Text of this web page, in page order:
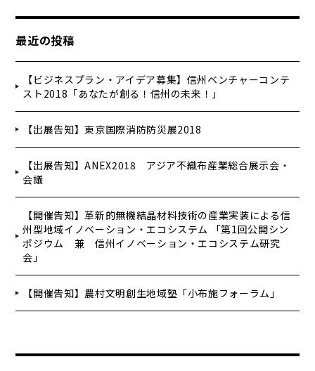
最近の投稿
【ビジネスプラン・アイデア募集】信州ベンチャーコンテ
スト2018「あなたが創る！信州の未来！」
【出展告知】東京国際消防防災展2018
【出展告知】ANEX2018 アジア不織布産業総合展示会・
会議
【開催告知】革新的無機結晶材料技術の産業実装による信
州型地域イノベーション・エコシステム 「第1回公開シン
ポジウム 兼 信州イノベーション・エコシステム研究
会」
【開催告知】農村文明創生地域塾「小布施フォーラム」